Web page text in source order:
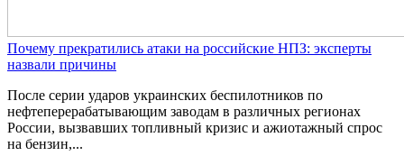
Почему прекратились атаки на российские НПЗ: эксперты
назвали причины
После серии ударов украинских беспилотников по
нефтеперерабатывающим заводам в различных регионах
России, вызвавших топливный кризис и ажиотажный спрос
на бензин,...